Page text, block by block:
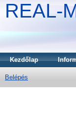
REAL-
Kezdőlap
Belépés